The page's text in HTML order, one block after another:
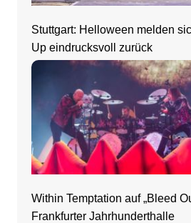
Stuttgart: Helloween melden
Up eindrucksvoll zurück
Within Temptation auf „Bleed
Frankfurter Jahrhunderthalle